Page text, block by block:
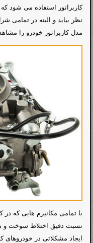
کاربراتور استفاده می شود
نظر بیاید و البته در تمامی
مدل کاربراتور خودرو را
با تمامی مکانیزم هایی که در
نسبت دقیق اختلاط سوخت و
ایجاد مشکلاتی در خودروهای